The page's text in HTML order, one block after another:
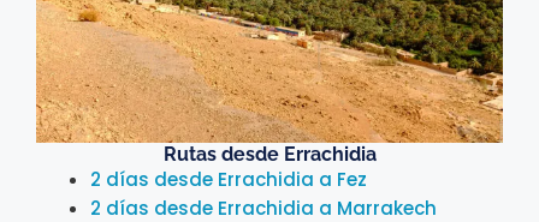
Rutas desde Errachidia
2 días desde Errachidia a Fez
2 días desde Errachidia a Marrakech